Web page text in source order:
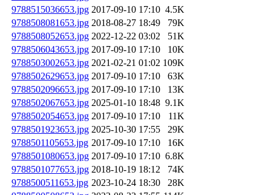
9788515036653.jpg 2017-09-10 17:10 4.5K
9788508081653.jpg 2018-08-27 18:49
79K
9788508052653.jpg 2022-12-22 03:02
51K
9788506043653.jpg 2017-09-10 17:10
10K
9788503002653.jpg 2021-02-21 01:02 109K
9788502629653.jpg 2017-09-10 17:10
63K
9788502096653.jpg 2017-09-10 17:10
13K
9788502067653.jpg 2025-01-10 18:48 9.1K
9788502054653.jpg 2017-09-10 17:10
11K
9788501923653.jpg 2025-10-30 17:55
29K
9788501105653.jpg 2017-09-10 17:10
16K
9788501080653.jpg 2017-09-10 17:10 6.8K
9788501077653.jpg 2018-10-19 18:12
74K
9788500511653.jpg 2023-10-24 18:30
28K